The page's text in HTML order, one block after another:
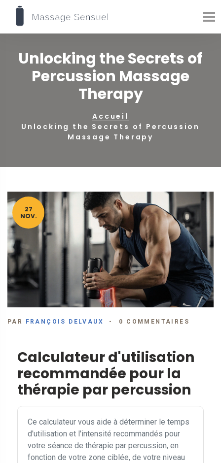
Unlocking the Secrets of
Percussion Massage
Therapy
Accueil
Unlocking the Secrets of Percussion
Massage Therapy
27
NOV.
PAR FRANÇOIS DELVAUX 0 COMMENTAIRES
Calculateur d'utilisation
recommandée pour la
thérapie par percussion
Ce calculateur vous aide à déterminer le temps
d'utilisation et l'intensité recommandés pour
votre séance de thérapie par percussion, en
fonction de votre zone ciblée, de votre niveau